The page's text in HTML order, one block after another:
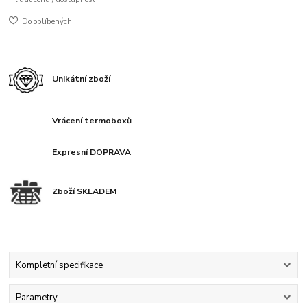
Do oblíbených
Unikátní zboží
Vrácení termoboxů
Expresní DOPRAVA
Zboží SKLADEM
Kompletní specifikace
Parametry